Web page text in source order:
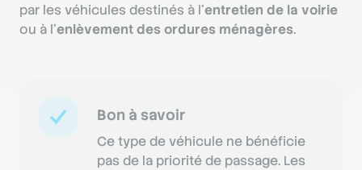
par les véhicules destinés à l’entretien de la voirie
ou à l’enlèvement des ordures ménagères.
Bon à savoir
Ce type de véhicule ne bénéficie
pas de la priorité de passage. Les